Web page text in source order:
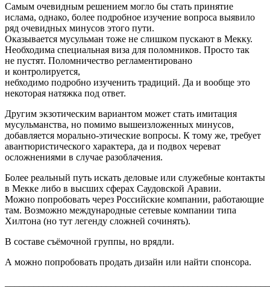
Самым очевидным решением могло бы стать принятие
ислама, однако, более подробное изучение вопроса выявило
ряд очевидных минусов этого пути.
Оказывается мусульман тоже не слишком пускают в Мекку.
Необходима специальная виза для поломников. Просто так
не пустят. Поломничество регламентировано
и контролируется,
небходимо подробно изученить традиций. Да и вообще это
некоторая натяжка под ответ.
Другим экзотическим вариантом может стать имитация
мусульманства, но помимо вышеизложенных минусов,
добавляется морально-этические вопросы. К тому же, требует
авантюристического характера, да и подвох череват
осложнениями в случае разоблачения.
Более реальный путь искать деловые или служебные контакты
в Мекке либо в высших сферах Саудовской Аравии.
Можно попробовать через Российские компании, работающие
там. Возможно международные сетевые компании типа
Хилтона (но тут легенду сложней сочинять).
В составе съёмочной группы, но врядли.
А можно попробовать продать дизайн или найти спонсора.